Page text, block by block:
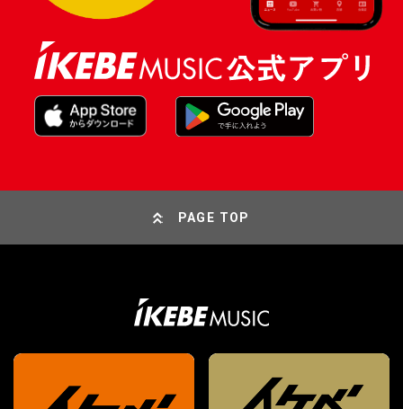
PAGE TOP